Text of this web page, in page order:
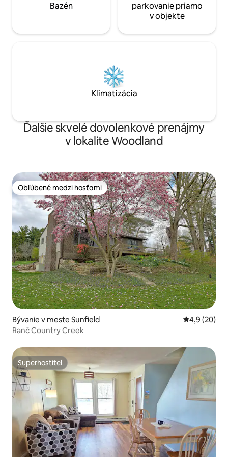
Bazén
parkovanie priamo
v objekte
Klimatizácia
Ďalšie skvelé dovolenkové prenájmy
v lokalite Woodland
Obľúbené medzi hosťami
Obľúbené medzi hosťami
Bývanie v meste Sunfield Priemerné
4,9 (20)
Ranč Country Creek
Superhostiteľ
Superhostiteľ